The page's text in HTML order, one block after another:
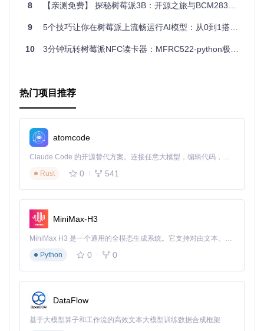
8 【亲测免费】 探秘树莓派3B：开源之旅与BCM2837的深度指南
9 5个技巧让你在树莓派上流畅运行AI模型：从0到1搭建本地智能服务
10 3分钟玩转树莓派NFC读卡器：MFRC522-python极速上手攻略
热门项目推荐
atomcode
Claude Code 的开源替代方案。连接任意大模型，编辑代码，运行命令，自动验证 — 全自动执行。用 Rust 构建，极致性能。 ｜ An open-source alternative to Claude Code. Connect any LLM, edit code, run commands, and verify changes — autonomously. Built in Rust for speed. Get Started
Rust
0 541
MiniMax-H3
MiniMax H3 是一个通用的全模态生成系统。它支持对由文本、图像、视频和音频组成的多模态上下文进行统一理解，并能生成分辨率高达 2K、时长可达 15 秒的带原生立体声音频的视频。得益于面向任务泛化的系统设计，H3 在预训练阶段就已具备广泛的多模态上下文理解与生成能力，能够出色地执行复杂的多模态指令。
Python
0 0
DataFlow
基于大模型算子和工作流的高效文本大模型训练数据合成框架